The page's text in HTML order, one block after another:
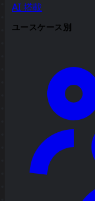
AI 搭載
ユースケース別